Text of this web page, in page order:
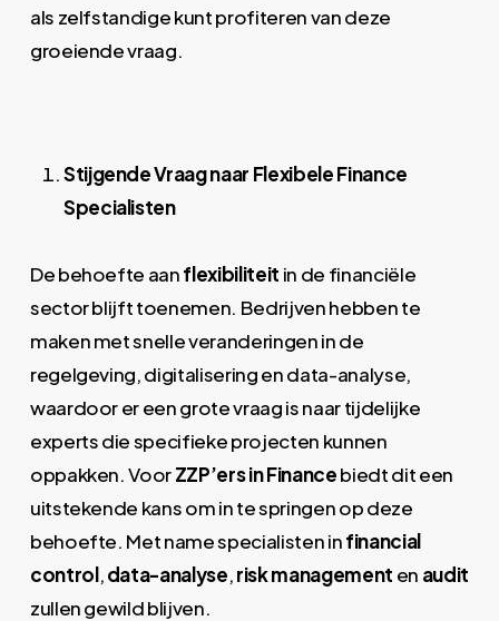
als zelfstandige kunt profiteren van deze
groeiende vraag.
Stijgende Vraag naar Flexibele Finance
Specialisten
De behoefte aanflexibiliteit in de financiële
sector blijft toenemen. Bedrijven hebben te
maken met snelle veranderingen in de
regelgeving, digitalisering en data-analyse,
waardoor er een grote vraag is naar tijdelijke
experts die specifieke projecten kunnen
oppakken. VoorZZP’ers in Financebiedt dit een
uitstekende kans om in te springen op deze
behoefte. Met name specialisten infinancial
control,data-analyse,risk management en audit
zullen gewild blijven.